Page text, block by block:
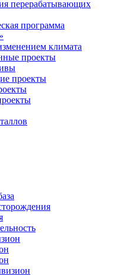
перерабатывающих
программа
климата
проекты
проекты